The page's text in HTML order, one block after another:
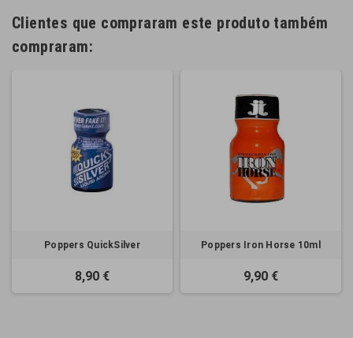
Clientes que compraram este produto também
compraram:
Poppers QuickSilver
8,90 €
Poppers Iron Horse 10ml
9,90 €